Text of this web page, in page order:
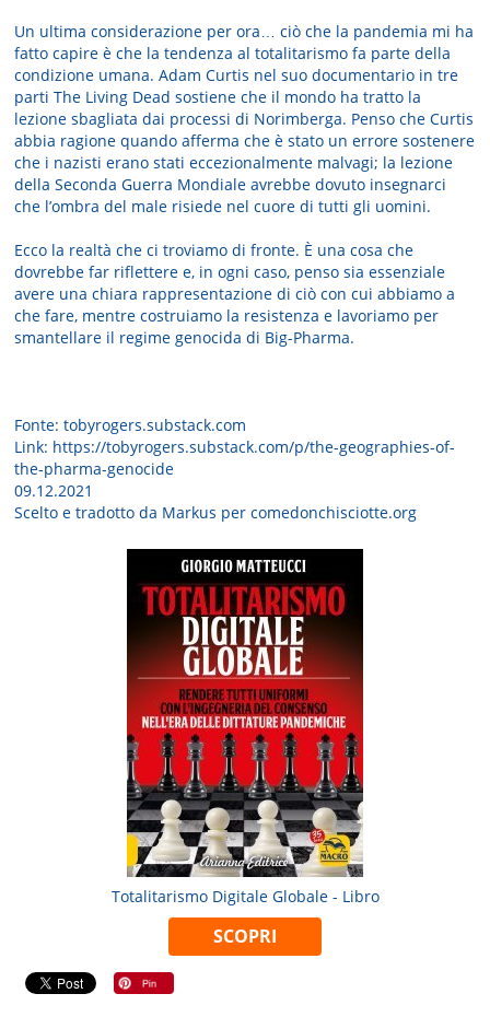
Un ultima considerazione per ora… ciò che la pandemia mi ha
fatto capire è che la tendenza al totalitarismo fa parte della
condizione umana. Adam Curtis nel suo documentario in tre
parti The Living Dead sostiene che il mondo ha tratto la
lezione sbagliata dai processi di Norimberga. Penso che Curtis
abbia ragione quando afferma che è stato un errore sostenere
che i nazisti erano stati eccezionalmente malvagi; la lezione
della Seconda Guerra Mondiale avrebbe dovuto insegnarci
che l’ombra del male risiede nel cuore di tutti gli uomini.
Ecco la realtà che ci troviamo di fronte. È una cosa che
dovrebbe far riflettere e, in ogni caso, penso sia essenziale
avere una chiara rappresentazione di ciò con cui abbiamo a
che fare, mentre costruiamo la resistenza e lavoriamo per
smantellare il regime genocida di Big-Pharma.
Fonte: tobyrogers.substack.com
Link: https://tobyrogers.substack.com/p/the-geographies-of-
the-pharma-genocide
09.12.2021
Scelto e tradotto da Markus per comedonchisciotte.org
Totalitarismo Digitale Globale - Libro
SCOPRI